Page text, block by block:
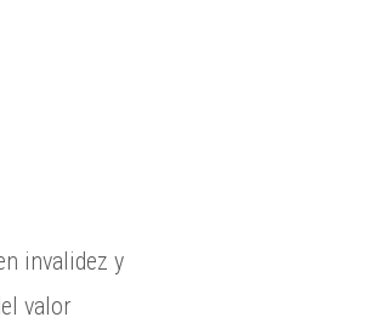
invalidez y
valor